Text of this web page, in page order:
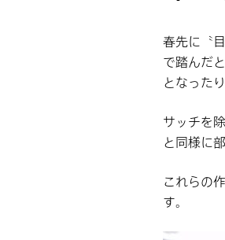
春先に〝
で踏んだ
となった
サッチを
と同様に
これらの
す。